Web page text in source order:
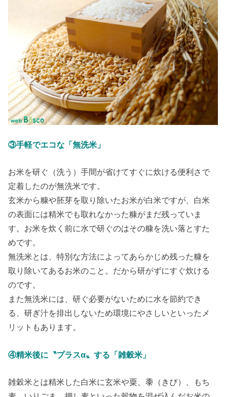
③手軽でエコな「無洗米」
お米を研ぐ（洗う）手間が省けてすぐに炊ける便利さで
定着したのが無洗米です。
玄米から糠や胚芽を取り除いたお米が白米ですが、白米
の表面には精米でも取れなかった糠がまだ残っていま
す。お米を炊く前に水で研ぐのはその糠を洗い落とすた
めです。
無洗米とは、特別な方法によってあらかじめ残った糠を
取り除いてあるお米のこと。だから研がずにすぐ炊ける
のです。
また無洗米には、研ぐ必要がないために水を節約でき
る、研ぎ汁を排出しないため環境にやさしいといったメ
リットもあります。
④精米後に〝プラスα〟する「雑穀米」
雑穀米とは精米した白米に玄米や粟、黍（きび）、もち